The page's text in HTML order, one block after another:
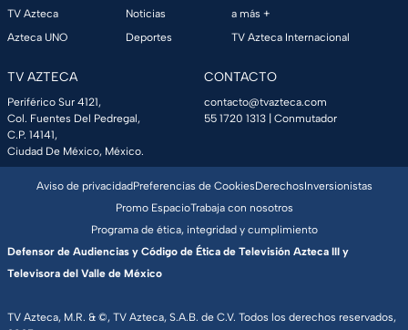
TV Azteca
Azteca UNO
Noticias
Deportes
a más +
TV Azteca Internacional
TV AZTECA
Periférico Sur 4121,
Col. Fuentes Del Pedregal,
C.P. 14141,
Ciudad De México, México.
CONTACTO
contacto@tvazteca.com
55 1720 1313 | Conmutador
TV Azteca, M.R. & ©, TV Azteca, S.A.B. de C.V. Todos los derechos reservados,
Aviso de privacidadPreferencias de CookiesDerechosInversionistas
Promo EspacioTrabaja con nosotros
Programa de ética, integridad y cumplimiento
Defensor de Audiencias y Código de Ética de Televisión Azteca III y
Televisora del Valle de México